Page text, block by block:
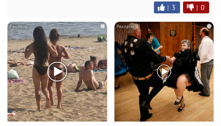
| 3 | 0
i i